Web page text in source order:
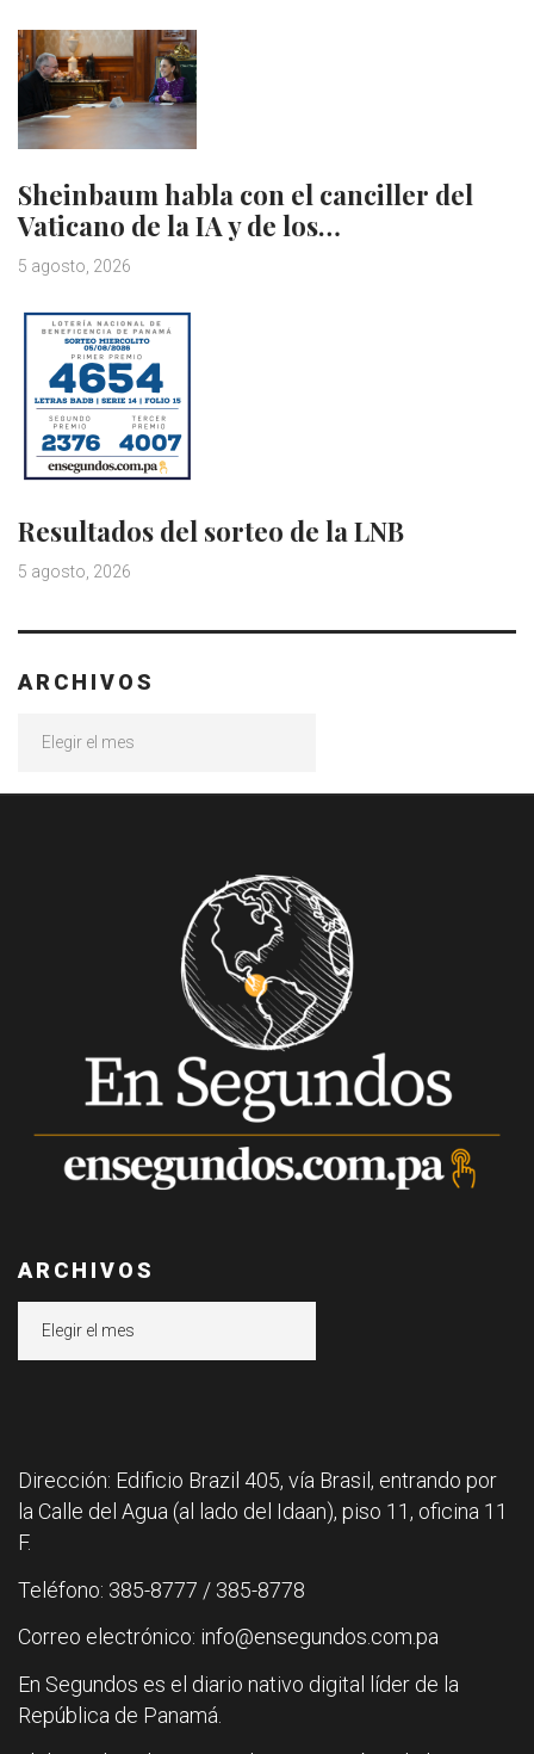
Sheinbaum habla con el canciller del
Vaticano de la IA y de los…
5 agosto, 2026
Resultados del sorteo de la LNB
5 agosto, 2026
ARCHIVOS
ARCHIVOS
Dirección: Edificio Brazil 405, vía Brasil, entrando por
la Calle del Agua (al lado del Idaan), piso 11, oficina 11
F.
Teléfono: 385-8777 / 385-8778
Correo electrónico: info@ensegundos.com.pa
En Segundos es el diario nativo digital líder de la
República de Panamá.